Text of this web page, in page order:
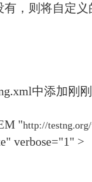
，则将自定义
中添加刚刚
"http://
verbose="1" >